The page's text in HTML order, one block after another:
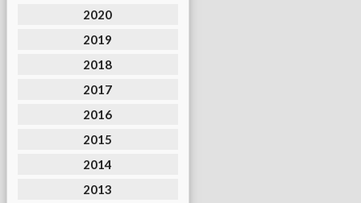
2020
2019
2018
2017
2016
2015
2014
2013